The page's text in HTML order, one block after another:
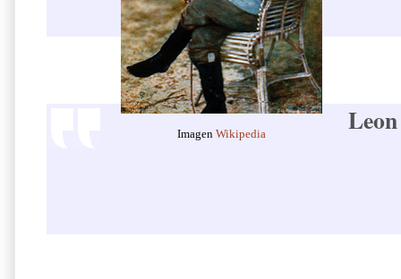
Imagen Wikipedia